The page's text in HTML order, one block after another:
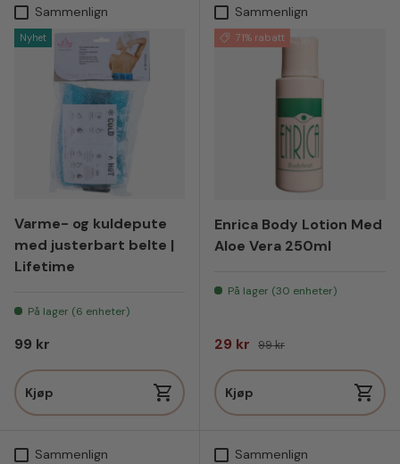
Sammenlign
Nyhet
Varme- og kuldepute
med justerbart belte |
Lifetime
På lager (6 enheter)
Vanlig pris
99 kr
Kjøp
Sammenlign
71% rabatt
Enrica Body Lotion Med
Aloe Vera 250ml
På lager (30 enheter)
Salgspris
29 kr Vanlig pris
99 kr
Kjøp
Sammenlign Sammenlign